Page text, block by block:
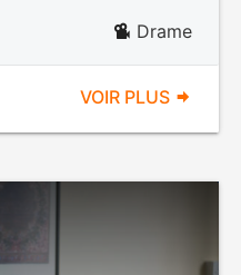
Drame
VOIR PLUS